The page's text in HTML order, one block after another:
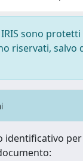
sono
riservati, salvo
identificativo